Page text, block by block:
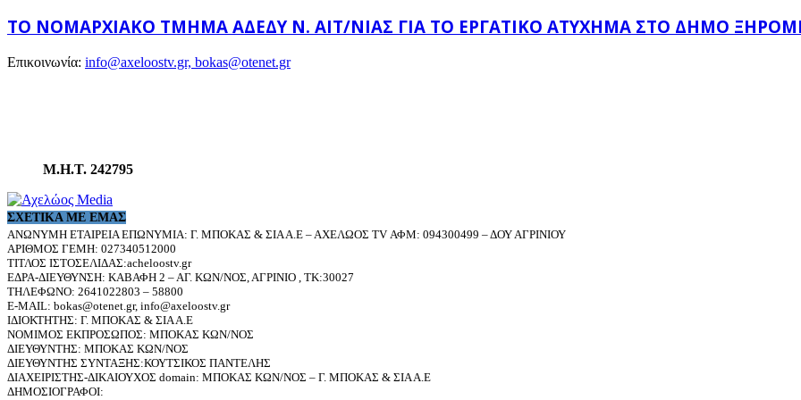
ΤΟ ΝΟΜΑΡΧΙΑΚΌ ΤΜΉΜΑ ΑΔΕΔΥ Ν. ΑΙΤ/ΝΊΑΣ ΓΙΑ ΤΟ ΕΡΓΑΤΙΚΌ ΑΤΎΧΗΜΑ ΣΤΟ ΔΉΜΟ
Επικοινωνία: info@axeloostv.gr, bokas@otenet.gr
Μ.Η.Τ. 242795
ΣΧΕΤΙΚΆ ΜΕ ΕΜΆΣ
ΑΝΩΝΥΜΗ ΕΤΑΙΡΕΙΑ ΕΠΩΝΥΜΙΑ: Γ. ΜΠΟΚΑΣ & ΣΙΑ Α.Ε – ΑΧΕΛΩΟΣ TV ΑΦΜ: 094300499 – ΔΟΥ ΑΓΡΙΝΙΟΥ
ΑΡΙΘΜΟΣ ΓΕΜΗ: 027340512000
ΤΙΤΛΟΣ ΙΣΤΟΣΕΛΙΔΑΣ:acheloostv.gr
ΕΔΡΑ-ΔΙΕΥΘΥΝΣΗ: ΚΑΒΑΦΗ 2 – ΑΓ. ΚΩΝ/ΝΟΣ, ΑΓΡΙΝΙΟ , ΤΚ:30027
ΤΗΛΕΦΩΝΟ: 2641022803 – 58800
E-MAIL: bokas@otenet.gr, info@axeloostv.gr
ΙΔΙΟΚΤΗΤΗΣ: Γ. ΜΠΟΚΑΣ & ΣΙΑ Α.Ε
ΝΟΜΙΜΟΣ ΕΚΠΡΟΣΩΠΟΣ: ΜΠΟΚΑΣ ΚΩΝ/ΝΟΣ
ΔΙΕΥΘΥΝΤΗΣ: ΜΠΟΚΑΣ ΚΩΝ/ΝΟΣ
ΔΙΕΥΘΥΝΤΗΣ ΣΥΝΤΑΞΗΣ:ΚΟΥΤΣΙΚΟΣ ΠΑΝΤΕΛΗΣ
ΔΙΑΧΕΙΡΙΣΤΗΣ-ΔΙΚΑΙΟΥΧΟΣ domain: ΜΠΟΚΑΣ ΚΩΝ/ΝΟΣ – Γ. ΜΠΟΚΑΣ & ΣΙΑ Α.Ε
ΔΗΜΟΣΙΟΓΡΑΦΟΙ: